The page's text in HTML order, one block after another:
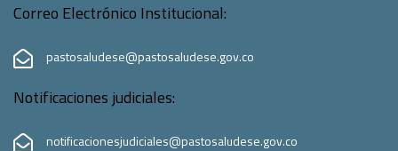
Correo Electrónico Institucional:
pastosaludese@pastosaludese.gov.co
Notificaciones judiciales:
notificacionesjudiciales@pastosaludese.gov.co